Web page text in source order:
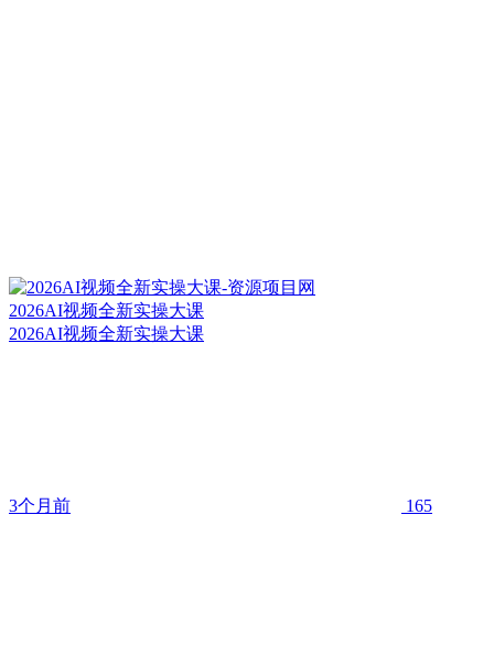
2026AI视频全新实操大课
2026AI视频全新实操大课
3个月前 165